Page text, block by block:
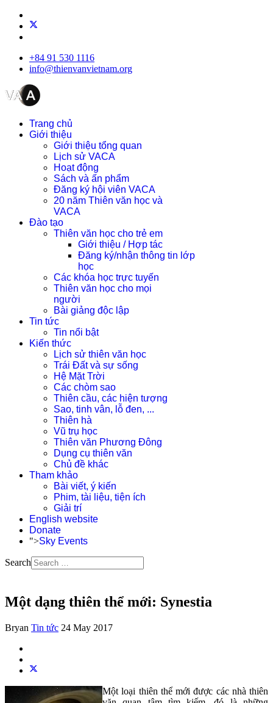
+84 91 530 1116
info@thienvanvietnam.org
Trang chủ
Giới thiệu
Giới thiệu tổng quan
Lịch sử VACA
Hoạt động
Sách và ấn phẩm
Đăng ký hội viên VACA
20 năm Thiên văn học và
VACA
Đào tạo
Thiên văn học cho trẻ em
Giới thiệu / Hợp tác
Đăng ký/nhận thông tin lớp
học
Các khóa học trực tuyến
Thiên văn học cho mọi
người
Bài giảng độc lập
Tin tức
Tin nổi bật
Kiến thức
Lịch sử thiên văn học
Trái Đất và sự sống
Hệ Mặt Trời
Các chòm sao
Thiên cầu, các hiện tượng
Sao, tinh vân, lỗ đen, ...
Thiên hà
Vũ trụ học
Thiên văn Phương Đông
Dụng cụ thiên văn
Chủ đề khác
Tham khảo
Bài viết, ý kiến
Phim, tài liệu, tiện ích
Giải trí
English website
Donate
">Sky Events
Search
Một dạng thiên thể mới: Synestia
Bryan Tin tức 24 May 2017
Một loại thiên thể mới được các nhà thiên